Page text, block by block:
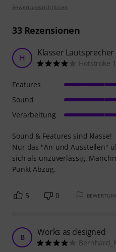
Bewertungsrichtlinien
33Rezensionen
H Klasser Lautsprecher
Hotstroke
Sound & Features sind klasse!
Nur das "An-und Ausstellen"
sich als unzuverlässig.
Punkt Abzug.
Features
Sound
Verarbeitung
5 0
B Works as designed